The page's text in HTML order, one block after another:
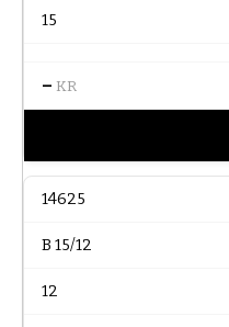
15
– KR
14625
B 15/12
12